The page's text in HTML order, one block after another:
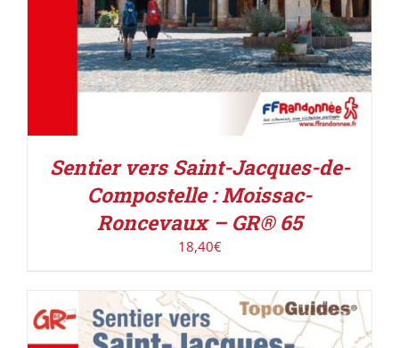
Sentier vers Saint-Jacques-de-
Compostelle : Moissac-
Roncevaux – GR® 65
18,40€